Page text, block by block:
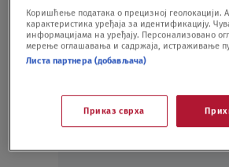
Oglas
Коришћење података о прецизној геолокацији.
карактеристика уређаја за идентификацију.
информацијама на уређају. Персонализовано
мерење оглашавања и садржаја, истраживање
Листа партнера (добављача)
Приказ сврха